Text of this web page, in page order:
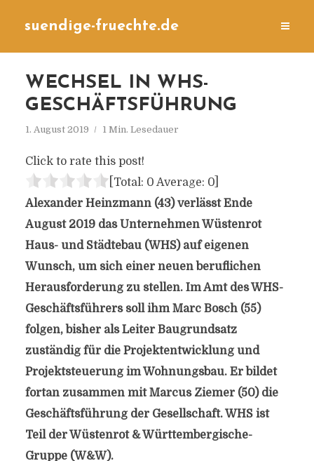
suendige-fruechte.de
WECHSEL IN WHS-
GESCHÄFTSFÜHRUNG
1. August 2019 1 Min. Lesedauer
Click to rate this post!
[Total: 0 Average: 0]
Alexander Heinzmann (43) verlässt Ende
August 2019 das Unternehmen Wüstenrot
Haus- und Städtebau (WHS) auf eigenen
Wunsch, um sich einer neuen beruflichen
Herausforderung zu stellen. Im Amt des WHS-
Geschäftsführers soll ihm Marc Bosch (55)
folgen, bisher als Leiter Baugrundsatz
zuständig für die Projektentwicklung und
Projektsteuerung im Wohnungsbau. Er bildet
fortan zusammen mit Marcus Ziemer (50) die
Geschäftsführung der Gesellschaft. WHS ist
Teil der Wüstenrot & Württembergische-
Gruppe (W&W).